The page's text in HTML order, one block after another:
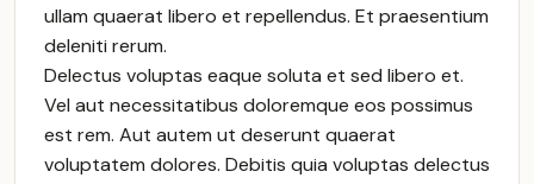
ullam quaerat libero et repellendus. Et praesentium
deleniti rerum.
Delectus voluptas eaque soluta et sed libero et.
Vel aut necessitatibus doloremque eos possimus
est rem. Aut autem ut deserunt quaerat
voluptatem dolores. Debitis quia voluptas delectus